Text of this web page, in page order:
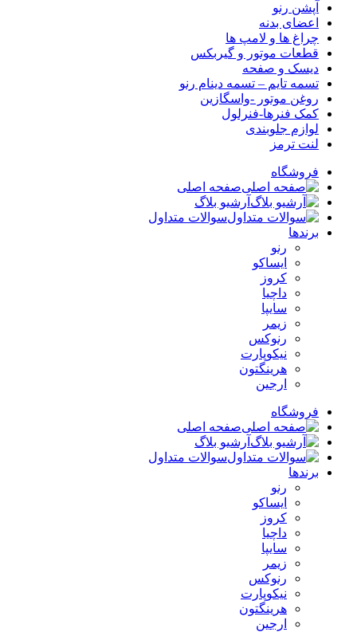
آپشن رنو
اعضای بدنه
چراغ ها و لامپ ها
قطعات موتور و گیربکس
دیسک و صفحه
تسمه تایم – تسمه دینام رنو
روغن موتور -واسگازین
کمک فنرها-فنرلول
لوازم جلوبندی
لنت ترمز
فروشگاه
صفحه اصلی
آرشیو بلاگ
سوالات متداول
برندها
رنو
ایساکو
کروز
داچیا
سایپا
زیمر
رنوکس
نیکوپارت
هرینگتون
ارجین
فروشگاه
صفحه اصلی
آرشیو بلاگ
سوالات متداول
برندها
رنو
ایساکو
کروز
داچیا
سایپا
زیمر
رنوکس
نیکوپارت
هرینگتون
ارجین